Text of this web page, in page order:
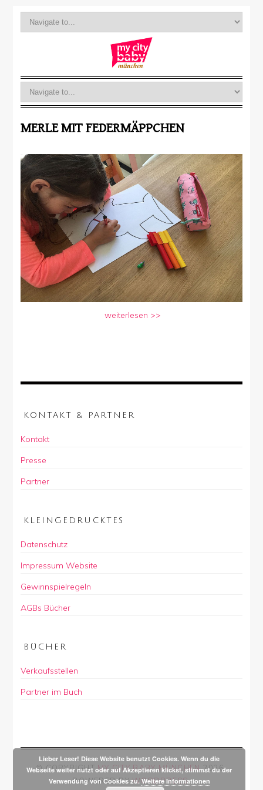
MERLE MIT FEDERMÄPPCHEN
weiterlesen >>
KONTAKT & PARTNER
Kontakt
Presse
Partner
KLEINGEDRUCKTES
Datenschutz
Impressum Website
Gewinnspielregeln
AGBs Bücher
BÜCHER
Verkaufsstellen
Partner im Buch
© COPYRIGHTMY CITY BABY MÜNCHEN 2026.
POWERED BYWORDPRESS.
Lieber Leser! Diese Website benutzt Cookies. Wenn du die
Webseite weiter nutzt oder auf Akzeptieren klickst, stimmst du der
Verwendung von Cookies zu. Weitere Informationen